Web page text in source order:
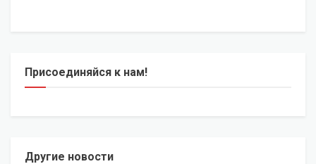
Присоединяйся к нам!
Другие новости